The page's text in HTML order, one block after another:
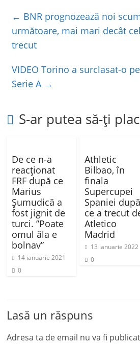
e
b
o
o
k
er s
A
je
a
ă
← BNR prognozează noi
următoare, mai mari decât
trecut
VIDEO Torino a surclasat-o
Serie A →
S-ar putea să-ți
De ce n-a
reacționat
FRF după ce
Marius
Șumudică a
fost jignit de
turci. ”Poate
omul ăla e
bolnav”
14 ianuarie 2021
0
Athletic
Bilbao, în
finala
Supercupei
Spaniei după
ce a trecut
Atletico
Madrid
13 ianuarie 2022
0
Lasă un răspuns
Adresa ta de email nu va fi